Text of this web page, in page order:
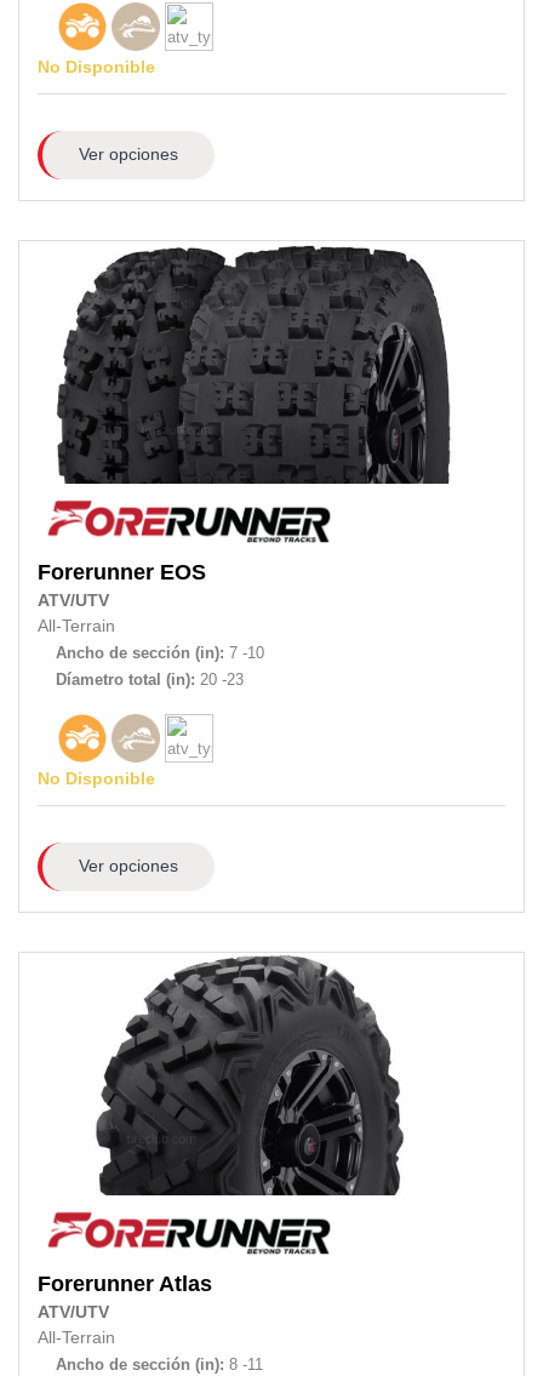
No Disponible
Ver opciones
Forerunner EOS
ATV/UTV
All-Terrain
Ancho de sección (in): 7 -10
Díametro total (in): 20 -23
No Disponible
Ver opciones
Forerunner Atlas
ATV/UTV
All-Terrain
Ancho de sección (in): 8 -11